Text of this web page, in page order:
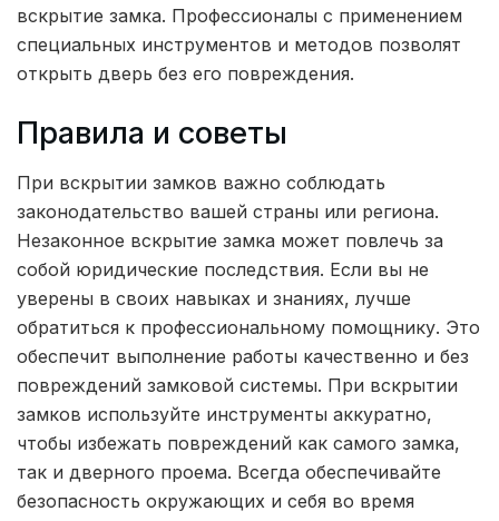
вскрытие замка. Профессионалы с применением
специальных инструментов и методов позволят
открыть дверь без его повреждения.
Правила и советы
При вскрытии замков важно соблюдать
законодательство вашей страны или региона.
Незаконное вскрытие замка может повлечь за
собой юридические последствия. Если вы не
уверены в своих навыках и знаниях, лучше
обратиться к профессиональному помощнику. Это
обеспечит выполнение работы качественно и без
повреждений замковой системы. При вскрытии
замков используйте инструменты аккуратно,
чтобы избежать повреждений как самого замка,
так и дверного проема. Всегда обеспечивайте
безопасность окружающих и себя во время